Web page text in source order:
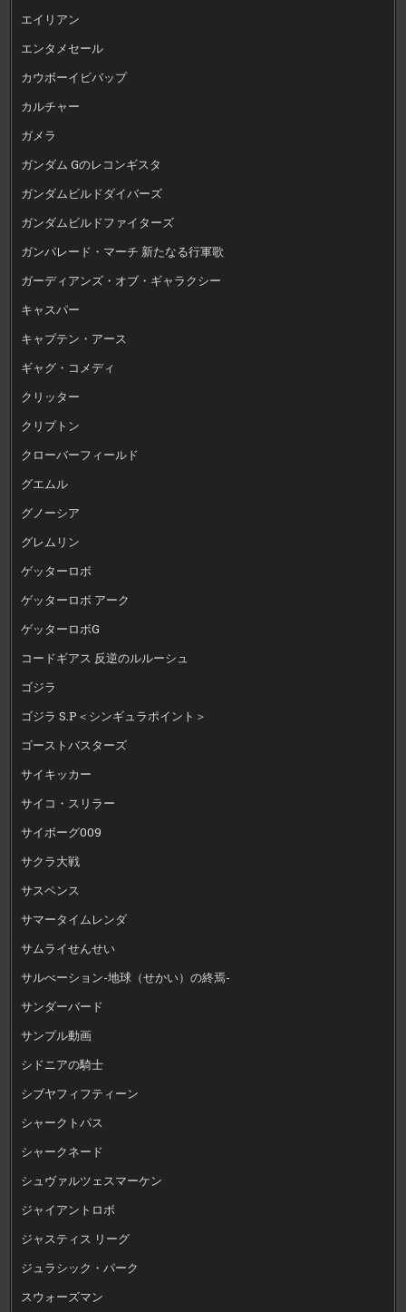
エイリアン
エンタメセール
カウボーイビバップ
カルチャー
ガメラ
ガンダム Gのレコンギスタ
ガンダムビルドダイバーズ
ガンダムビルドファイターズ
ガンパレード・マーチ 新たなる行軍歌
ガーディアンズ・オブ・ギャラクシー
キャスパー
キャプテン・アース
ギャグ・コメディ
クリッター
クリプトン
クローバーフィールド
グエムル
グノーシア
グレムリン
ゲッターロボ
ゲッターロボ アーク
ゲッターロボG
コードギアス 反逆のルルーシュ
ゴジラ
ゴジラ S.P＜シンギュラポイント＞
ゴーストバスターズ
サイキッカー
サイコ・スリラー
サイボーグ009
サクラ大戦
サスペンス
サマータイムレンダ
サムライせんせい
サルべーション-地球（せかい）の終焉-
サンダーバード
サンプル動画
シドニアの騎士
シブヤフィフティーン
シャークトパス
シャークネード
シュヴァルツェスマーケン
ジャイアントロボ
ジャスティス リーグ
ジュラシック・パーク
スウォーズマン